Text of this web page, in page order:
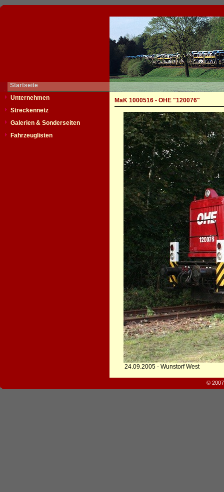
Startseite
Unternehmen
Streckennetz
Galerien & Sonderseiten
Fahrzeuglisten
MaK 1000516 - OHE "120076"
24.09.2005 - Wunstorf West
©